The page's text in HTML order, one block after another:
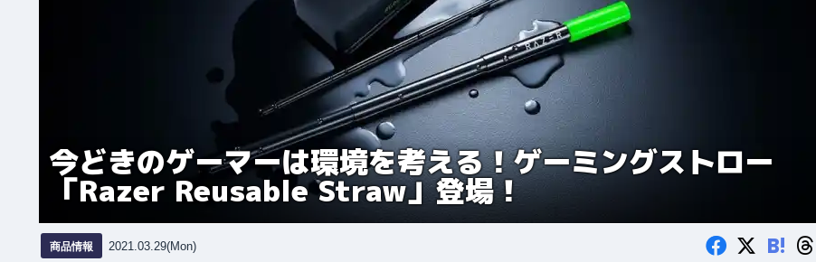
今どきのゲーマーは環境を考える！ゲーミングストロー
「Razer Reusable Straw」登場！
商品情報 2021.03.29(Mon) B!